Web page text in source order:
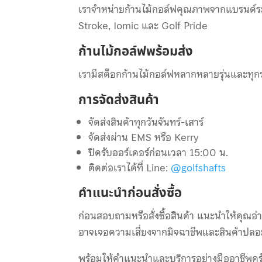
เราจำหน่ายก้านไม้กอล์ฟคุณภาพจากแบรนด์
Stroke, Iomic และ Golf Pride
ก้านไม้กอล์ฟพร้อมส่ง
เรามีสต็อกก้านไม้กอล์ฟหลากหลายรุ่นและทุ
การจัดส่งสินค้า
จัดส่งสินค้าทุกวันจันทร์-เสาร์
จัดส่งผ่าน EMS หรือ Kerry
ปิดรับออร์เดอร์ก่อนเวลา 15:00 น.
ติดต่อเราได้ที่ Line: @golfshafts
คำแนะนำก่อนสั่งซื้อ
ก่อนสอบถามหรือสั่งซื้อสินค้า แนะนำให้คุณ
อาจเจอความเสี่ยงจากมิจฉาชีพและสินค้าป
พร้อมให้คำแนะนำและบริการอย่างมืออาชีพค